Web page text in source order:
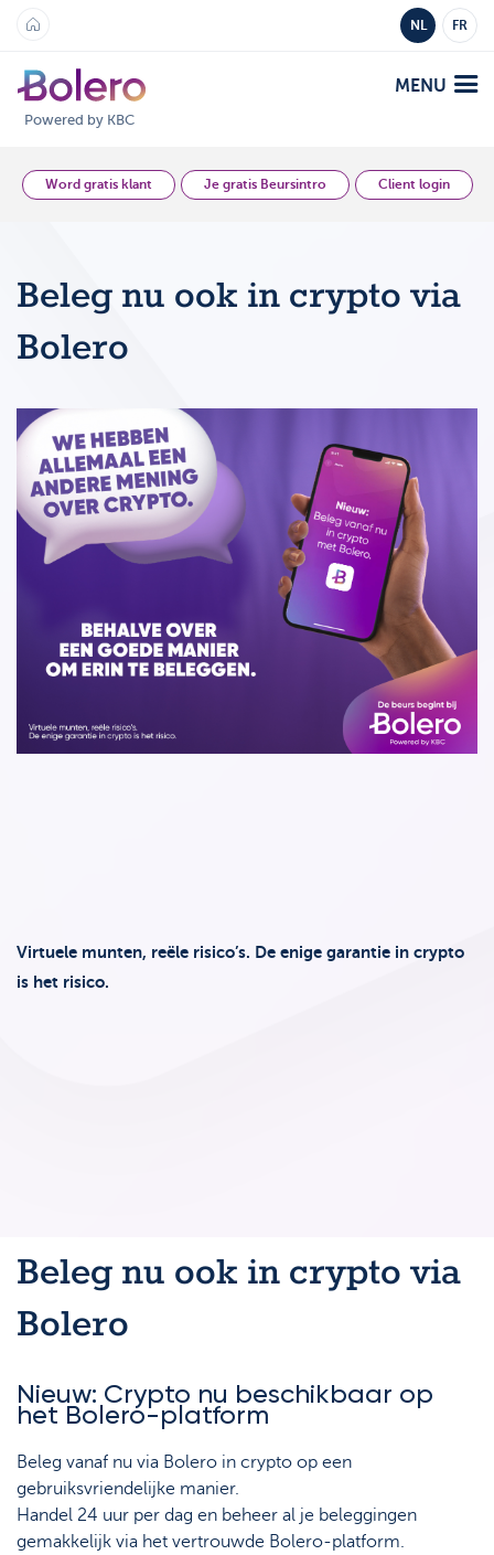
NL FR
Powered by KBC
MENU
Analyse en Inzicht
Bolero
Mobile
Aanbod
Markten
Producten
Producten
Platformen
Strategie & Analyse
Tarieven
Support
Documentcenter
Lexicon
Word gratis klant Je gratis Beursintro Client login
Beleg nu ook in crypto via
Bolero
Virtuele munten, reële risico’s. De enige garantie in crypto
is het risico.
Beleg nu ook in crypto via
Bolero
Nieuw: Crypto nu beschikbaar op
het Bolero-platform
Beleg vanaf nu via Bolero in crypto op een
gebruiksvriendelijke manier.
Handel 24 uur per dag en beheer al je beleggingen
gemakkelijk via het vertrouwde Bolero-platform.